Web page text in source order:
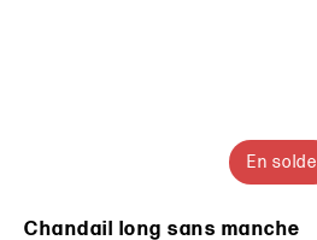
En solde
Chandail long sans manche